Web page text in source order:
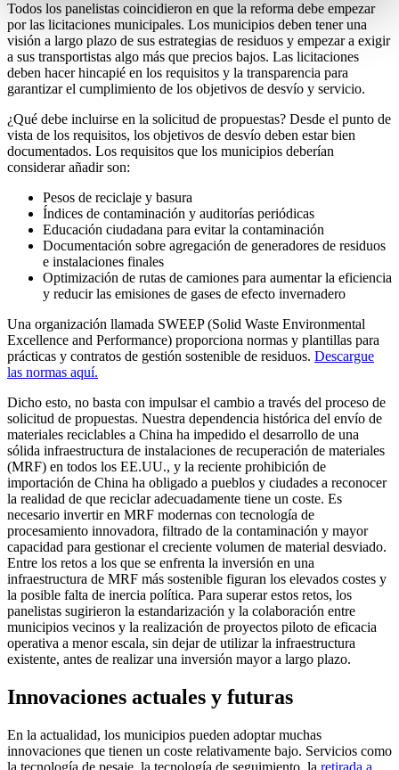
Todos los panelistas coincidieron en que la reforma debe empezar
por las licitaciones municipales. Los municipios deben tener una
visión a largo plazo de sus estrategias de residuos y empezar a exigir
a sus transportistas algo más que precios bajos. Las licitaciones
deben hacer hincapié en los requisitos y la transparencia para
garantizar el cumplimiento de los objetivos de desvío y servicio.
¿Qué debe incluirse en la solicitud de propuestas? Desde el punto de
vista de los requisitos, los objetivos de desvío deben estar bien
documentados. Los requisitos que los municipios deberían
considerar añadir son:
Pesos de reciclaje y basura
Índices de contaminación y auditorías periódicas
Educación ciudadana para evitar la contaminación
Documentación sobre agregación de generadores de residuos
e instalaciones finales
Optimización de rutas de camiones para aumentar la eficiencia
y reducir las emisiones de gases de efecto invernadero
Una organización llamada SWEEP (Solid Waste Environmental
Excellence and Performance) proporciona normas y plantillas para
prácticas y contratos de gestión sostenible de residuos. Descargue
las normas aquí.
Dicho esto, no basta con impulsar el cambio a través del proceso de
solicitud de propuestas. Nuestra dependencia histórica del envío de
materiales reciclables a China ha impedido el desarrollo de una
sólida infraestructura de instalaciones de recuperación de materiales
(MRF) en todos los EE.UU., y la reciente prohibición de
importación de China ha obligado a pueblos y ciudades a reconocer
la realidad de que reciclar adecuadamente tiene un coste. Es
necesario invertir en MRF modernas con tecnología de
procesamiento innovadora, filtrado de la contaminación y mayor
capacidad para gestionar el creciente volumen de material desviado.
Entre los retos a los que se enfrenta la inversión en una
infraestructura de MRF más sostenible figuran los elevados costes y
la posible falta de inercia política. Para superar estos retos, los
panelistas sugirieron la estandarización y la colaboración entre
municipios vecinos y la realización de proyectos piloto de eficacia
operativa a menor escala, sin dejar de utilizar la infraestructura
existente, antes de realizar una inversión mayor a largo plazo.
Innovaciones actuales y futuras
En la actualidad, los municipios pueden adoptar muchas
innovaciones que tienen un coste relativamente bajo. Servicios como